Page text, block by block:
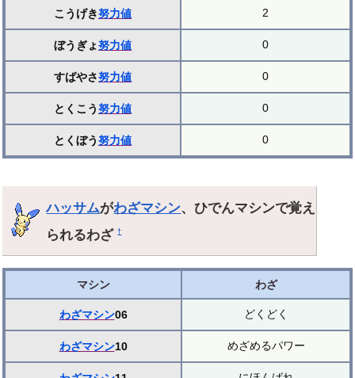
こうげき努力値 2
ぼうぎょ努力値 0
すばやさ努力値 0
とくこう努力値 0
とくぼう努力値 0
ハッサムがわざマシン、ひでんマシンで覚え
られるわざ†
マシン わざ
わざマシン06 どくどく
わざマシン10 めざめるパワー